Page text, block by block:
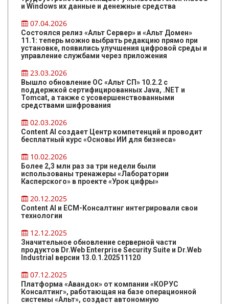
и Windows их данные и денежные средства
07.04.2026
Состоялся релиз «Альт Сервер» и «Альт Домен»
11.1: теперь можно выбрать редакцию прямо при
установке, появились улучшения цифровой среды и
управление службами через приложения
23.03.2026
Вышло обновление ОС «Альт СП» 10.2.2 с
поддержкой сертифицированных Java, .NET и
Tomcat, а также с усовершенствованными
средствами шифрования
02.03.2026
Content AI создает Центр компетенций и проводит
бесплатный курс «Основы ИИ для бизнеса»
10.02.2026
Более 2,3 млн раз за три недели были
использованы тренажеры «Лаборатории
Касперского» в проекте «Урок цифры»
20.12.2025
Content AI и ЕСМ-Консалтинг интегрировали свои
технологии
12.12.2025
Значительное обновление серверной части
продуктов Dr.Web Enterprise Security Suite и Dr.Web
Industrial версии 13.0.1.202511120
07.12.2025
Платформа «Авандок» от компании «КОРУС
Консалтинг», работающая на базе операционной
системы «Альт», создаст автономную